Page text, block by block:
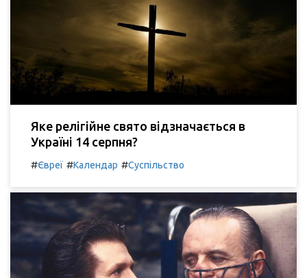
Яке релігійне свято відзначається в
Україні 14 серпня?
#Євреї #Календар #Суспільство